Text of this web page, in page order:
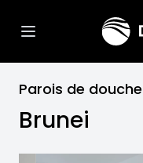
Parois de douche
Brunei